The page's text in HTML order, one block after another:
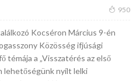
950
Kocséron Március 9-én
Közösség ifjúsági
témája a „Visszatérés az első
lehetőségünk nyílt lelki